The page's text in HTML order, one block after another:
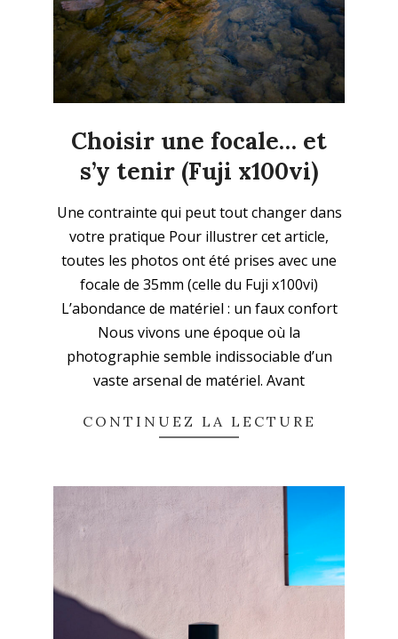
Choisir une focale… et
s’y tenir (Fuji x100vi)
11-
Une contrainte qui peut tout changer dans
votre pratique Pour illustrer cet article,
toutes les photos ont été prises avec une
focale de 35mm (celle du Fuji x100vi)
L’abondance de matériel : un faux confort
Nous vivons une époque où la
photographie semble indissociable d’un
vaste arsenal de matériel. Avant
CONTINUEZ LA LECTURE